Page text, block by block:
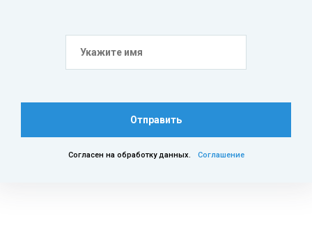
Отправить
Согласен на обработку данных. Соглашение